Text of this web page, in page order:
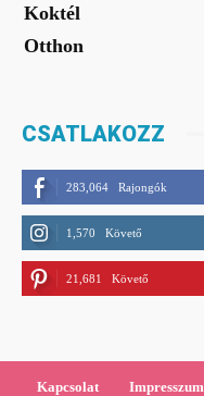
Koktél
Otthon
CSATLAKOZZ
283,064 Rajongók
1,570 Követő
21,681 Követő
Kapcsolat Impresszum